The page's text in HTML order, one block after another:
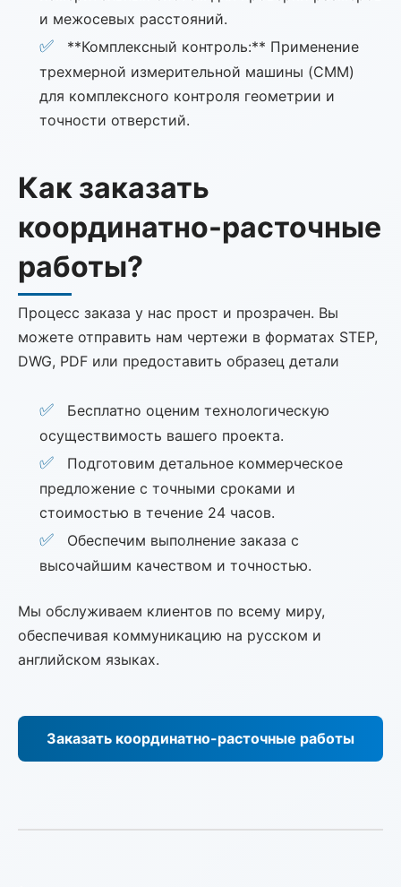
и межосевых расстояний.
**Комплексный контроль:** Применение
трехмерной измерительной машины (CMM)
для комплексного контроля геометрии и
точности отверстий.
Как заказать
координатно-расточные
работы?
Процесс заказа у нас прост и прозрачен. Вы
можете отправить нам чертежи в форматах STEP,
DWG, PDF или предоставить образец детали
Бесплатно оценим технологическую
осуществимость вашего проекта.
Подготовим детальное коммерческое
предложение с точными сроками и
стоимостью в течение 24 часов.
Обеспечим выполнение заказа с
высочайшим качеством и точностью.
Мы обслуживаем клиентов по всему миру,
обеспечивая коммуникацию на русском и
английском языках.
Заказать координатно-расточные работы